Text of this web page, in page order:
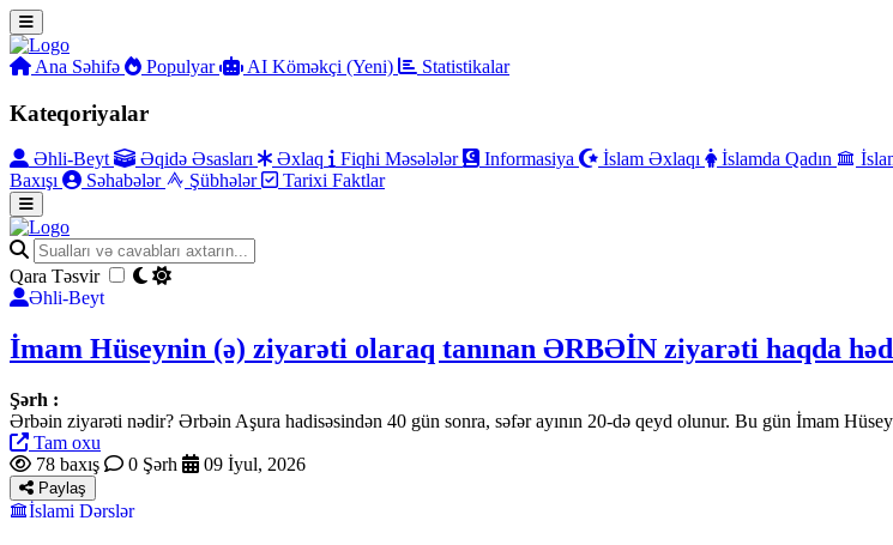
Ana Səhifə Populyar AI Köməkçi (Yeni) Statistikalar
Kateqoriyalar
Əhli-Beyt Əqidə Əsasları Əxlaq Fiqhi Məsələlər Informasiya İslam Əxlaqı İslamda Qadın
Baxışı
Səhabələr Şübhələr Tarixi Faktlar
Qara Təsvir
Əhli-Beyt
İmam Hüseynin (ə) ziyarəti olaraq tanınan ƏRBƏİN ziyarəti haqda
Şərh :
Ərbəin ziyarəti nədir? Ərbəin Aşura hadisəsindən 40 gün sonra, səfər ayının 20-də qeyd olunur. Bu gün İmam
Tam oxu
78 baxış
0 Şərh 09 İyul, 2026
Paylaş
İslami Dərslər